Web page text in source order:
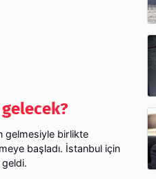
gelmesiyle birlikte
başladı. İstanbul için